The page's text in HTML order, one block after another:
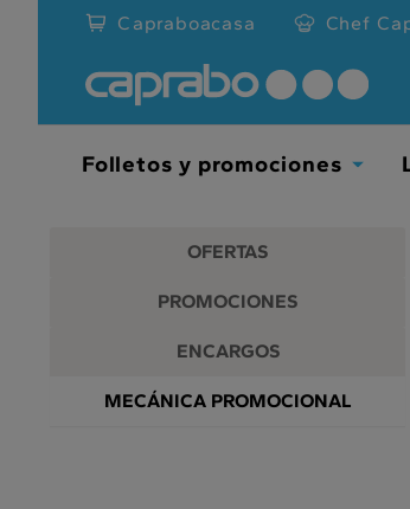
Promociones
descuentos
supermercados
Capraboacasa Chef
Folletos y promociones
OFERTAS
PROMOCIONES
ENCARGOS
MECÁNICA PROMOCIONAL